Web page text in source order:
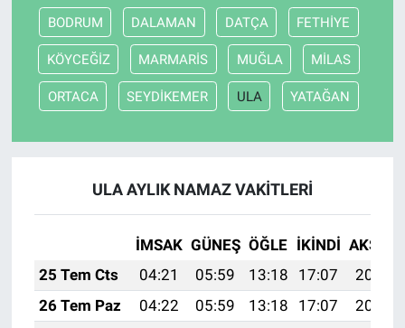
BODRUM DALAMAN DATÇA FETHİYE
KÖYCEĞİZ MARMARİS MUĞLA MİLAS
ORTACA SEYDİKEMER ULA YATAĞAN
ULA AYLIK NAMAZ VAKITLERI
İMSAK GÜNEŞ ÖĞLE İKINDI AKŞAM
25 Tem Cts
04:21 05:59 13:18 17:07
20:27
26 Tem Paz
04:22 05:59 13:18 17:07
20:27